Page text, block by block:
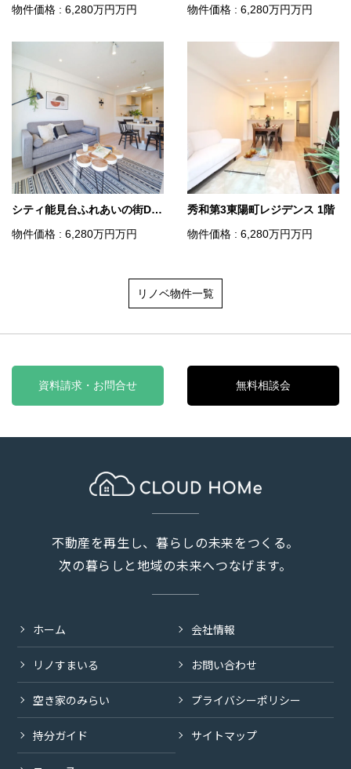
物件価格 : 6,280万円万円
物件価格 : 6,280万円万円
シティ能見台ふれあいの街D棟 5階
物件価格 : 6,280万円万円
秀和第3東陽町レジデンス 1階
物件価格 : 6,280万円万円
リノベ物件一覧
資料請求・お問合せ 無料相談会
不動産を再生し、暮らしの未来をつくる。
次の暮らしと地域の未来へつなげます。
ホーム
リノすまいる
空き家のみらい
持分ガイド
会社情報
お問い合わせ
プライバシーポリシー
サイトマップ